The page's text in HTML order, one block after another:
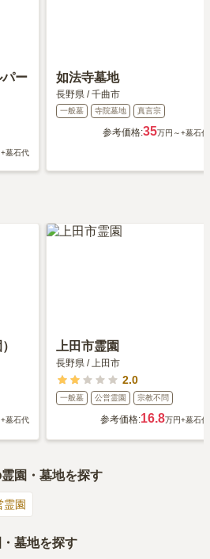
ー
+墓石代
如法寺墓地
長野県 /千曲市
一般墓 寺院墓地 真言宗
参考価格:35万円～+墓石代
+墓石代
上田市霊園
長野県 /上田市
2.0
一般墓 公営霊園 宗教不問
参考価格:16.8万円+墓石代
園・墓地を探す
霊園
墓地を探す